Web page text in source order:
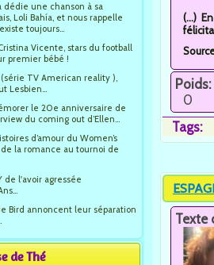
dédie une chanson à sa
Loli Bahía, et nous rappelle
toujours...
Vicente, stars du football
premier bébé !
TV American reality ),
Lesbien...
le 20e anniversaire de
du coming out d’Ellen...
d’amour du Women’s
la romance au tournoi de
de l'avoir agressée
Bird annoncent leur séparation
de Thé
(...)
Poids:
0
Tags:
Texte